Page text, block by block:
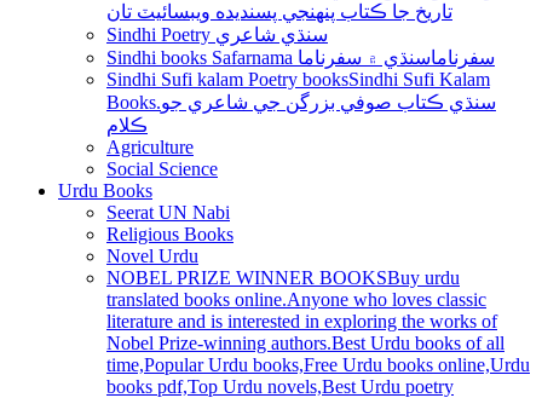
تاريخ جا ڪتاب پنھنجي پسنديده ويبسائيٽ تان
Sindhi Poetry سنڌي شاعري
Sindhi books Safarnama سفرناماسنڌي ۾ سفرناما
Sindhi Sufi kalam Poetry booksSindhi Sufi Kalam
Books.سنڌي ڪتاب صوفي بزرگن جي شاعري جو
ڪلام
Agriculture
Social Science
Urdu Books
Seerat UN Nabi
Religious Books
Novel Urdu
NOBEL PRIZE WINNER BOOKSBuy urdu
translated books online.Anyone who loves classic
literature and is interested in exploring the works of
Nobel Prize-winning authors.Best Urdu books of all
time,Popular Urdu books,Free Urdu books online,Urdu
books pdf,Top Urdu novels,Best Urdu poetry